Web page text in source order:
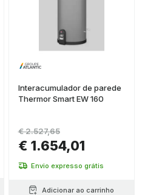
Interacumulador de parede
Thermor Smart EW 160
€ 1.654,01
€ 2.527,65
Envio expresso grátis
Adicionar ao carrinho